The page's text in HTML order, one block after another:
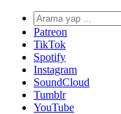
Patreon
TikTok
Spotify
Instagram
SoundCloud
Tumblr
YouTube